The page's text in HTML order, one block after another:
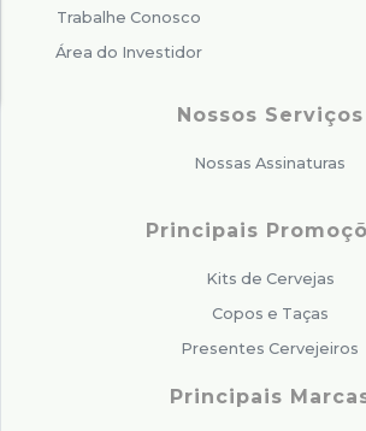
Trabalhe Conosco
Área do Investidor
Nossos Serviços
Nossas Assinaturas
Principais
Kits de Cervejas
Copos e Taças
Presentes Cervejeiros
Principais